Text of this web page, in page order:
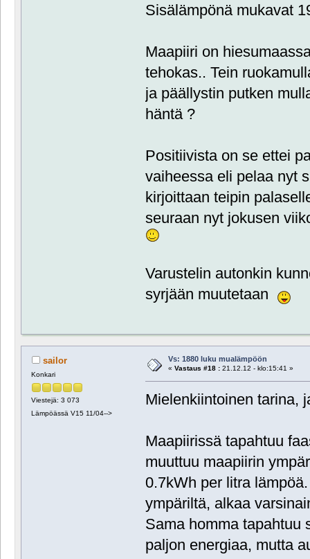
Sisälämpönä mukavat
Maapiiri on
tehokas.. Tein
ja päällystin putken
häntä ?
Positiivista on se ettei
vaiheessa eli pelaa nyt
kirjoittaan teipin
seuraan nyt jokusen
Varustelin autonkin
syrjään muutetaan
sailor
Konkari
Viestejä: 3 073
Lämpöässä V15 11/04-->
Vs: 1880 luku mualämpöön
« Vastaus #18 :21.12.12 - klo:15:41 »
Mielenkiintoinen tarina,
Maapiirissä tapahtuu
muuttuu maapiirin
0.7kWh per litra
ympäriltä, alkaa
Sama homma tapahtuu
paljon energiaa, mutta